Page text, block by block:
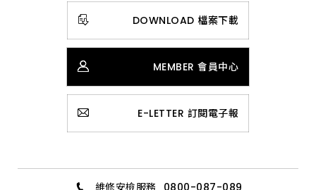
DOWNLOAD 檔案下載
MEMBER 會員中心
E-LETTER 訂閱電子報